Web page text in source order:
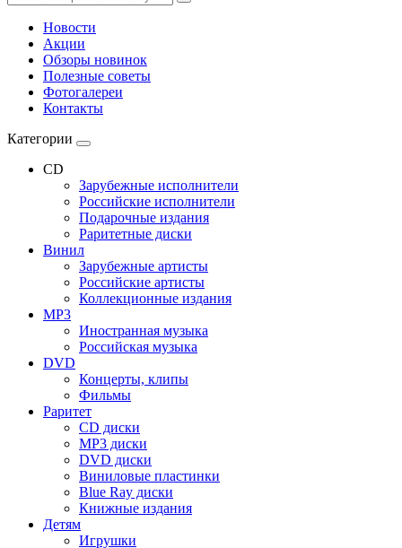
Новости
Акции
Обзоры новинок
Полезные советы
Фотогалереи
Контакты
Категории
CD
Зарубежные исполнители
Российские исполнители
Подарочные издания
Раритетные диски
Винил
Зарубежные артисты
Российские артисты
Коллекционные издания
MP3
Иностранная музыка
Российская музыка
DVD
Концерты, клипы
Фильмы
Раритет
CD диски
MP3 диски
DVD диски
Виниловые пластинки
Blue Ray диски
Книжные издания
Детям
Игрушки